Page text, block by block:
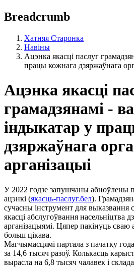
Breadcrumb
Хатняя Старонка
Навіны
Ацэнка якасці паслуг
працы кожнага дзяржаўнага
Ацэнка якасці
грамадзянамі -
індыкатар у
дзяржаўнага
арганізацыі
У 2022 годзе запушчаны абноўлены
ацэнкі (якасць-паслуг.бел).
сучасны інструмент для выказвання
якасці абслугоўвання насельніцтва
арганізацыямі. Цяпер пакінуць сваю
больш цікава.
Магчымасцямі партала з пачатку
за 14,6 тысяч разоў. Колькасць
вырасла на 6,8 тысяч чалавек і